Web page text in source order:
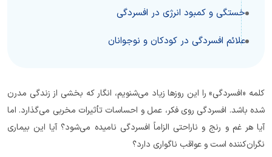
خستگی و کمبود انرژی در افسردگی
علائم افسردگی در کودکان و نوجوانان
کلمه «افسردگی» را این روزها زیاد می‌شنویم، انگار که بخشی از زندگی مدرن
شده باشد. افسردگی روی فکر، عمل و احساسات تأثیرات مخربی می‌گذارد. اما
آیا هر غم و رنج و ناراحتی الزاماً افسردگی نامیده می‌شود؟ آیا این بیماری
نگران‌کننده است و عواقب ناگواری دارد؟